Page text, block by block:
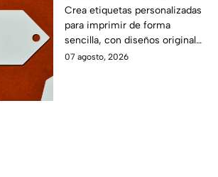
imprimir
Crea etiquetas personalizadas
para imprimir de forma
sencilla, con diseños originales
y detalles adaptados a tus
07 agosto, 2026